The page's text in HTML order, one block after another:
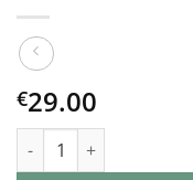
€29.00
Iridizon κολιέ με